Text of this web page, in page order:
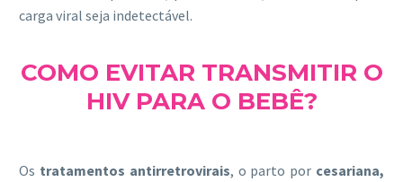
carga viral seja indetectável.
COMO EVITAR TRANSMITIR O
HIV PARA O BEBÊ?
Os tratamentos antirretrovirais, o parto por cesariana,